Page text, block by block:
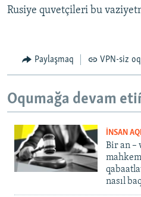
Rusiye quvetçileri bu
Paylaşmaq VPN-siz
Oqumağa devam
İNSAN
Bir an –
nasıl